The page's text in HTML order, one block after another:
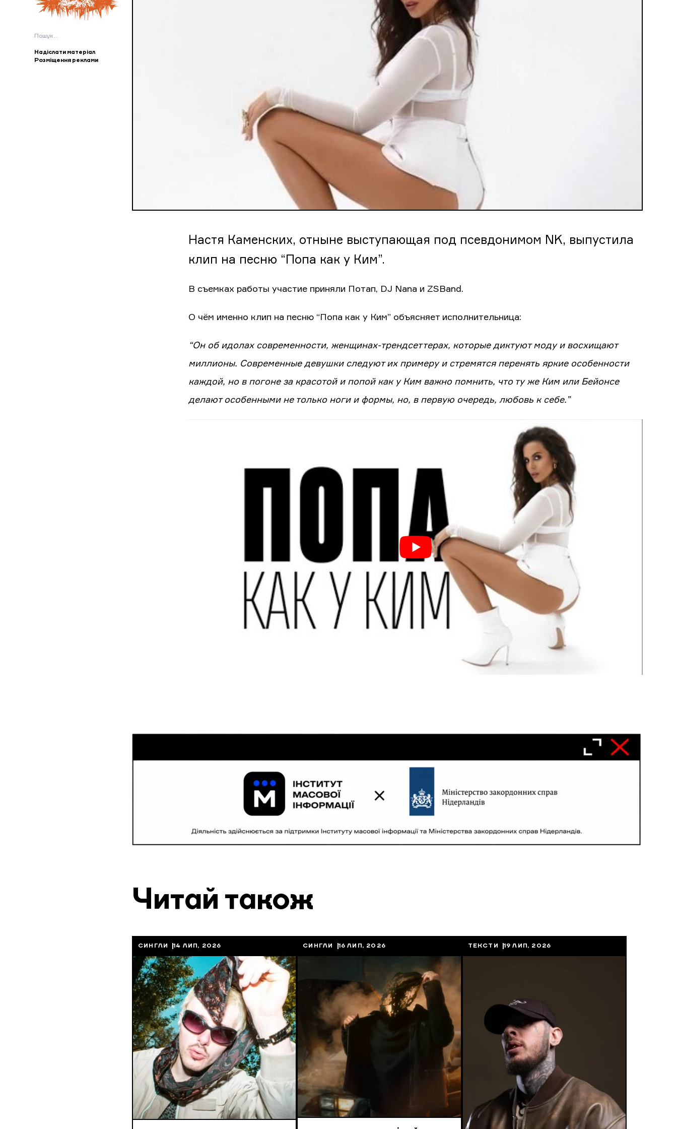
Пошук:
Надіслати матеріал
Розміщення реклами
Настя Каменских, отныне выступающая под псевдонимом NK, выпустила
клип на песню “Попа как у Ким”.
В съемках работы участие приняли Потап, DJ Nana и ZSBand.
О чём именно клип на песню “Попа как у Ким” объясняет исполнительница:
“Он об идолах современности, женщинах-трендсеттерах, которые диктуют моду и восхищают
миллионы. Современные девушки следуют их примеру и стремятся перенять яркие особенности
каждой, но в погоне за красотой и попой как у Ким важно помнить, что ту же Ким или Бейонсе
делают особенными не только ноги и формы, но, в первую очередь, любовь к себе.”
Читай також
СИНГЛИ 14 ЛИП, 2026 СИНГЛИ 16 ЛИП, 2026 ТЕКСТИ 19 ЛИП, 2026